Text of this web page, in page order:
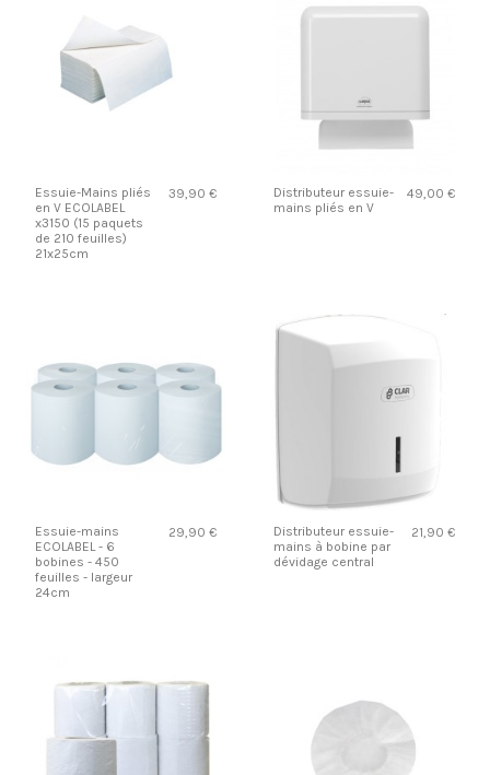
Essuie-Mains pliés
en V ECOLABEL
x3150 (15 paquets
de 210 feuilles)
21x25cm
39,90 €
Distributeur essuie-
mains pliés en V
49,00 €
Essuie-mains
ECOLABEL - 6
bobines - 450
feuilles - largeur
24cm
29,90 €
Distributeur essuie-
mains à bobine par
dévidage central
21,90 €